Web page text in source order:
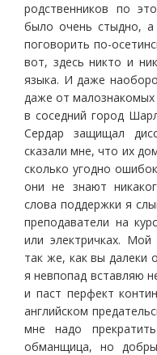
родственников по
было очень стыдно,
поговорить по-
вот, здесь никто и
языка. И даже
даже от
в соседний город
Сердар защищал
сказали мне, что их
сколько угодно
они не знают
слова поддержки я
преподаватели на
или электричках. Мой
так же, как вы далеки
я невпопад вставляю
и паст перфект
английском
мне надо
обманщица, но